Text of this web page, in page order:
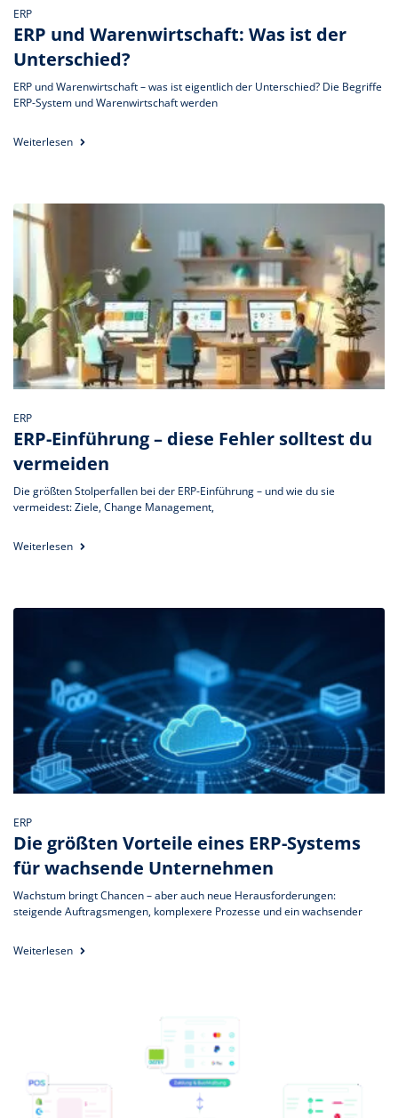
ERP
ERP und Warenwirtschaft: Was ist der
Unterschied?
ERP und Warenwirtschaft – was ist eigentlich der Unterschied? Die Begriffe
ERP-System und Warenwirtschaft werden
Weiterlesen
ERP
ERP-Einführung – diese Fehler solltest du
vermeiden
Die größten Stolperfallen bei der ERP-Einführung – und wie du sie
vermeidest: Ziele, Change Management,
Weiterlesen
ERP
Die größten Vorteile eines ERP-Systems
für wachsende Unternehmen
Wachstum bringt Chancen – aber auch neue Herausforderungen:
steigende Auftragsmengen, komplexere Prozesse und ein wachsender
Weiterlesen